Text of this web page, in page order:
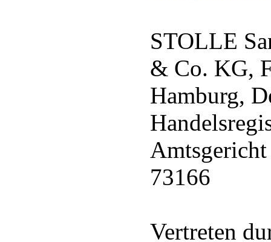
STOLLE
& Co. KG,
Hamburg,
73166
Vertreten